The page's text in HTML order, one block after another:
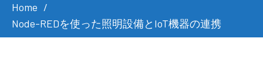
Home
Node-REDを使った照明設備とIoT機器の連携